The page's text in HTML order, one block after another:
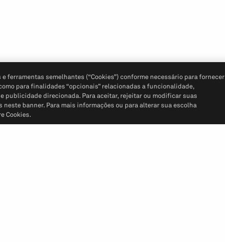
ferramentas semelhantes (“Cookies”) conforme necessário para fornecer
para finalidades “opcionais” relacionadas a funcionalidade,
publicidade direcionada. Para aceitar, rejeitar ou modificar suas
banner. Para mais informações ou para alterar sua escolha
Cookies.